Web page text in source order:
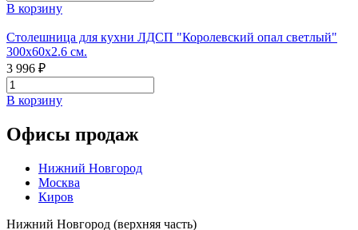
В корзину
Столешница для кухни ЛДСП "Королевский опал светлый"
300x60x2.6 см.
3 996 ₽
В корзину
Офисы продаж
Нижний Новгород
Москва
Киров
Нижний Новгород (верхняя часть)